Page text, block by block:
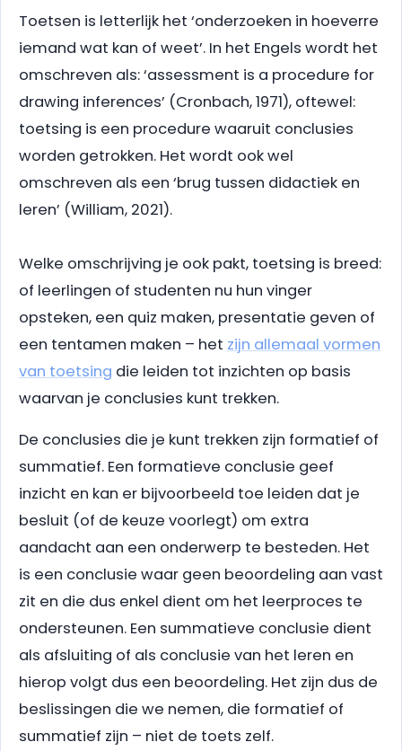
Toetsen is letterlijk het ‘onderzoeken in hoeverre
iemand wat kan of weet’. In het Engels wordt het
omschreven als: ‘assessment is a procedure for
drawing inferences’ (Cronbach, 1971), oftewel:
toetsing is een procedure waaruit conclusies
worden getrokken. Het wordt ook wel
omschreven als een ‘brug tussen didactiek en
leren’ (William, 2021).
Welke omschrijving je ook pakt, toetsing is breed:
of leerlingen of studenten nu hun vinger
opsteken, een quiz maken, presentatie geven of
een tentamen maken – het zijn allemaal vormen
van toetsing die leiden tot inzichten op basis
waarvan je conclusies kunt trekken.
De conclusies die je kunt trekken zijn formatief of
summatief. Een formatieve conclusie geef
inzicht en kan er bijvoorbeeld toe leiden dat je
besluit (of de keuze voorlegt) om extra
aandacht aan een onderwerp te besteden. Het
is een conclusie waar geen beoordeling aan vast
zit en die dus enkel dient om het leerproces te
ondersteunen. Een summatieve conclusie dient
als afsluiting of als conclusie van het leren en
hierop volgt dus een beoordeling. Het zijn dus de
beslissingen die we nemen, die formatief of
summatief zijn – niet de toets zelf.